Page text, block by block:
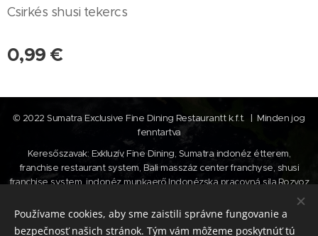
Csirkés shusi tekercs
0,99 €
© 2022 Sumatra Exclusive Fine Dining Restaurantt k.f.t. | Minden jog
fenntartva
Keresőszavak: Exkluzív, Fine Dining, Sumatra indonéz étterem,
franchise restaurant system, Bali masszáz center franchyse, shusi
franchise system, indonéz munkaerő,Indonézska pracovná sila,Rozvoz
Cookies
Používame cookies, aby sme zaistili správne fungovanie a
bezpečnosť našich stránok. Tým vám môžeme poskytnúť tú